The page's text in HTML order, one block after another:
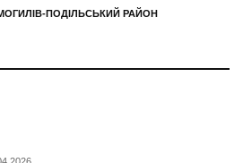
ПОДІЛЬСЬКИЙ РАЙОН